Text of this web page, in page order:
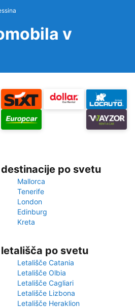
v
po svetu
Mallorca
Tenerife
London
Edinburg
Kreta
po svetu
Letališče Catania
Letališče Olbia
Letališče Cagliari
Letališče Lizbona
Letališče Heraklion